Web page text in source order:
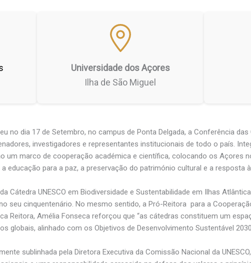
Universidade dos Açores
Ilha de São Miguel
no dia 17 de Setembro, no campus de Ponta Delgada, a Conferência das
investigadores e representantes institucionais de todo o país.
um marco de cooperação académica e científica, colocando os Açores
educação para a paz, a preservação do património cultural e a resposta
Cátedra UNESCO em Biodiversidade e Sustentabilidade em Ilhas
seu cinquentenário. No mesmo sentido, a Pró-Reitora para a
Reitora, Amélia Fonseca reforçou que “as cátedras constituem um
globais, alinhado com os Objetivos de Desenvolvimento Sustentável
sublinhada pela Diretora Executiva da Comissão Nacional da